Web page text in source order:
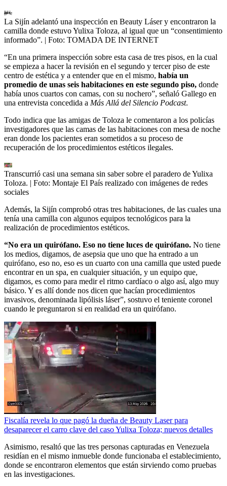
La Sijín adelantó una inspección en Beauty Láser y encontraron la
camilla donde estuvo Yulixa Toloza, al igual que un “consentimiento
informado”. | Foto: TOMADA DE INTERNET
“En una primera inspección sobre esta casa de tres pisos, en la cual
se empieza a hacer la revisión en el segundo y tercer piso de este
centro de estética y a entender que en el mismo, había un
promedio de unas seis habitaciones en este segundo piso, donde
había unos cuartos con camas, con su nochero”, señaló Gallego en
una entrevista concedida a Más Allá del Silencio Podcast.
Todo indica que las amigas de Toloza le comentaron a los policías
investigadores que las camas de las habitaciones con mesa de noche
eran donde los pacientes eran sometidos a su proceso de
recuperación de los procedimientos estéticos ilegales.
Transcurrió casi una semana sin saber sobre el paradero de Yulixa
Toloza. | Foto: Montaje El País realizado con imágenes de redes
sociales
Además, la Sijín comprobó otras tres habitaciones, de las cuales una
tenía una camilla con algunos equipos tecnológicos para la
realización de procedimientos estéticos.
“No era un quirófano. Eso no tiene luces de quirófano. No tiene
los medios, digamos, de asepsia que uno que ha entrado a un
quirófano, eso no, eso es un cuarto con una camilla que usted puede
encontrar en un spa, en cualquier situación, y un equipo que,
digamos, es como para medir el ritmo cardíaco o algo así, algo muy
básico. Y es allí donde nos dicen que hacían procedimientos
invasivos, denominada lipólisis láser”, sostuvo el teniente coronel
cuando le preguntaron si en realidad era un quirófano.
Fiscalía revela lo que pagó la dueña de Beauty Laser para
desaparecer el carro clave del caso Yulixa Toloza; nuevos detalles
Asimismo, resaltó que las tres personas capturadas en Venezuela
residían en el mismo inmueble donde funcionaba el establecimiento,
donde se encontraron elementos que están sirviendo como pruebas
en las investigaciones.